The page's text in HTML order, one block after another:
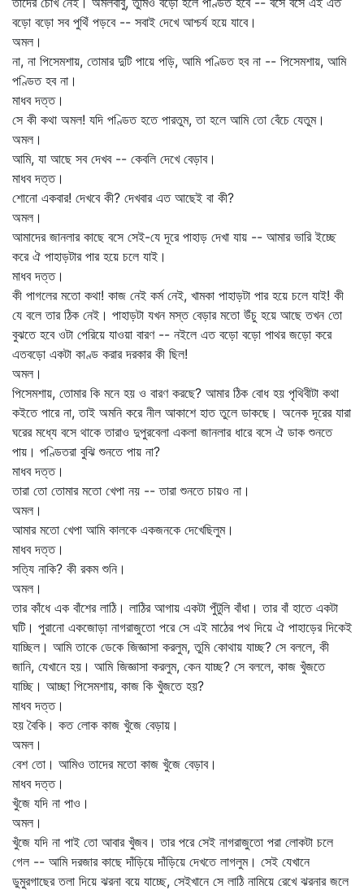
বড়ো বড়ো সব পুথিঁ পড়বে -- সবাই দেখে আশ্চর্য হয়ে যাবে।
অমল।
না, না পিসেমশায়, তোমার দুটি পায়ে পড়ি, আমি পণ্ডিত হব না -- পিসেমশায়, আমি
পণ্ডিত হব না।
মাধব দত্ত।
সে কী কথা অমল! যদি পণ্ডিত হতে পারতুম, তা হলে আমি তো বেঁচে যেতুম।
অমল।
আমি, যা আছে সব দেখব -- কেবলি দেখে বেড়াব।
মাধব দত্ত।
শোনো একবার! দেখবে কী? দেখবার এত আছেই বা কী?
অমল।
আমাদের জানলার কাছে বসে সেই-যে দূরে পাহাড় দেখা যায় -- আমার ভারি ইচ্ছে
করে ঐ পাহাড়টার পার হয়ে চলে যাই।
মাধব দত্ত।
কী পাগলের মতো কথা! কাজ নেই কর্ম নেই, খামকা পাহাড়টা পার হয়ে চলে যাই! কী
যে বলে তার ঠিক নেই। পাহাড়টা যখন মস্ত বেড়ার মতো উঁচু হয়ে আছে তখন তো
বুঝতে হবে ওটা পেরিয়ে যাওয়া বারণ -- নইলে এত বড়ো বড়ো পাথর জড়ো করে
এতবড়ো একটা কাণ্ড করার দরকার কী ছিল!
অমল।
পিসেমশায়, তোমার কি মনে হয় ও বারণ করছে? আমার ঠিক বোধ হয় পৃথিবীটা কথা
কইতে পারে না, তাই অমনি করে নীল আকাশে হাত তুলে ডাকছে। অনেক দূরের যারা
ঘরের মধ্যে বসে থাকে তারাও দুপুরবেলা একলা জানলার ধারে বসে ঐ ডাক শুনতে
পায়। পণ্ডিতরা বুঝি শুনতে পায় না?
মাধব দত্ত।
তারা তো তোমার মতো খেপা নয় -- তারা শুনতে চায়ও না।
অমল।
আমার মতো খেপা আমি কালকে একজনকে দেখেছিলুম।
মাধব দত্ত।
সত্যি নাকি? কী রকম শুনি।
অমল।
তার কাঁধে এক বাঁশের লাঠি। লাঠির আগায় একটা পুঁটুলি বাঁধা। তার বাঁ হাতে একটা
ঘটি। পুরানো একজোড়া নাগরাজুতো পরে সে এই মাঠের পথ দিয়ে ঐ পাহাড়ের দিকেই
যাচ্ছিল। আমি তাকে ডেকে জিজ্ঞাসা করলুম, তুমি কোথায় যাচ্ছ? সে বললে, কী
জানি, যেখানে হয়। আমি জিজ্ঞাসা করলুম, কেন যাচ্ছ? সে বললে, কাজ খুঁজতে
যাচ্ছি। আচ্ছা পিসেমশায়, কাজ কি খুঁজতে হয়?
মাধব দত্ত।
হয় বৈকি। কত লোক কাজ খুঁজে বেড়ায়।
অমল।
বেশ তো। আমিও তাদের মতো কাজ খুঁজে বেড়াব।
মাধব দত্ত।
খুঁজে যদি না পাও।
অমল।
খুঁজে যদি না পাই তো আবার খুঁজব। তার পরে সেই নাগরাজুতো পরা লোকটা চলে
গেল -- আমি দরজার কাছে দাঁড়িয়ে দাঁড়িয়ে দেখতে লাগলুম। সেই যেখানে
ডুমুরগাছের তলা দিয়ে ঝরনা বয়ে যাচ্ছে, সেইখানে সে লাঠি নামিয়ে রেখে ঝরনার জলে